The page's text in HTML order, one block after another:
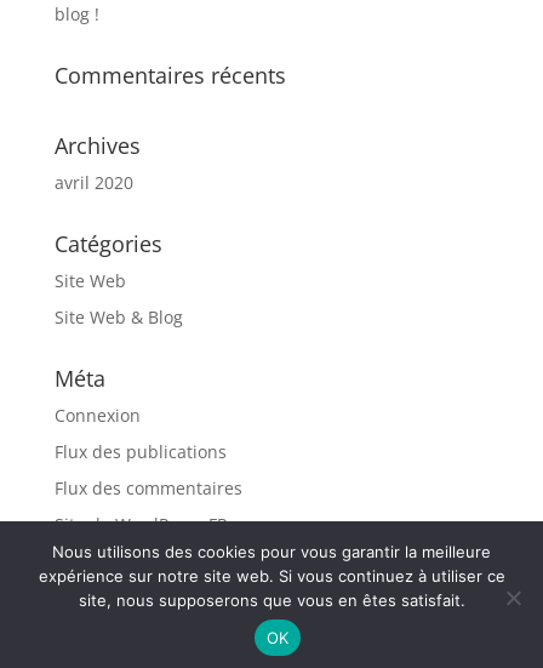
blog !
Commentaires récents
Archives
avril 2020
Catégories
Site Web
Site Web & Blog
Méta
Connexion
Flux des publications
Flux des commentaires
Site de WordPress-FR
© 2020 Tous droits réservés Happy Duck Web
Nous utilisons des cookies pour vous garantir la meilleure
expérience sur notre site web. Si vous continuez à utiliser ce
site, nous supposerons que vous en êtes satisfait.
OK